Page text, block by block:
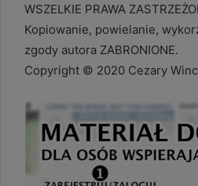
WSZELKIE PRAWA
Kopiowanie, powielanie,
zgody autora ZABRONIONE.
Copyright © 2020 Cezary